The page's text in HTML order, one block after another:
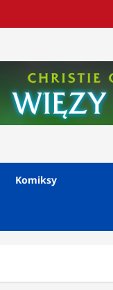
Komiksy